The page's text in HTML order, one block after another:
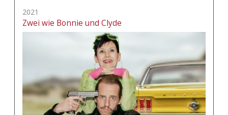
2021
Zwei wie Bonnie und Clyde